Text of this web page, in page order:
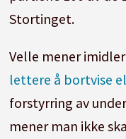
Stortinget.
Velle mener
lettere å bortvise
forstyrring av
mener man ikke